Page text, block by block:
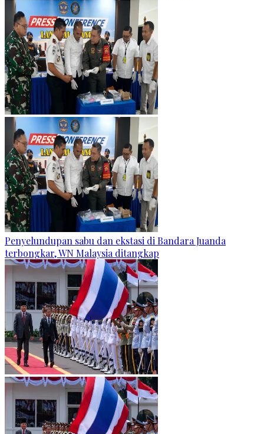
Penyelundupan sabu dan ekstasi di Bandara Juanda
terbongkar, WN Malaysia ditangkap